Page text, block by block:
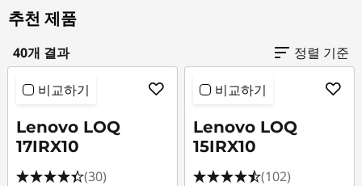
리
즈
가
성
추천 제품
40개 결과 정렬 기준
비교하기
Lenovo LOQ
17IRX10
(30)
비교하기
Lenovo LOQ
15IRX10
(102)